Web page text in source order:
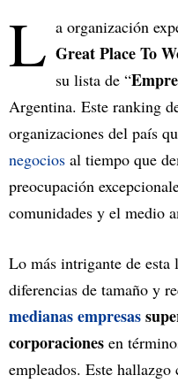
L a organización
Great Place To
su lista de “
Argentina. Este ranking
organizaciones del país
negocios al tiempo que
preocupación
comunidades y el medio
Lo más intrigante de esta
diferencias de tamaño y
medianas empresas
corporaciones en
empleados. Este